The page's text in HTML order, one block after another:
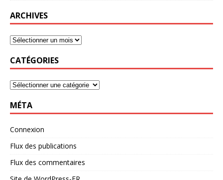
ARCHIVES
CATÉGORIES
MÉTA
Connexion
Flux des publications
Flux des commentaires